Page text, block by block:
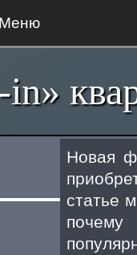
Меню
in»
Новая
статье